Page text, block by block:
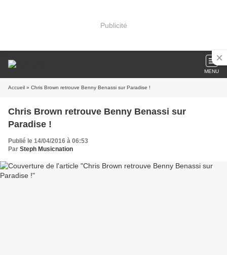
Publicité
MENU
Accueil » Chris Brown retrouve Benny Benassi sur Paradise !
Chris Brown retrouve Benny Benassi sur
Paradise !
Publié le 14/04/2016 à 06:53
Par Steph Musicnation